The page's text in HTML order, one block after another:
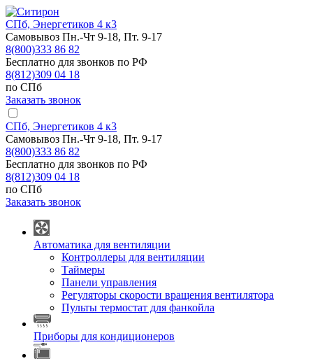
СПб, Энергетиков 4 к3
Самовывоз Пн.-Чт 9-18, Пт. 9-17
8(800)333 86 82
Бесплатно для звонков по РФ
8(812)309 04 18
по СПб
Заказать звонок
СПб, Энергетиков 4 к3
Самовывоз Пн.-Чт 9-18, Пт. 9-17
8(800)333 86 82
Бесплатно для звонков по РФ
8(812)309 04 18
по СПб
Заказать звонок
Автоматика для вентиляции
Контроллеры для вентиляции
Таймеры
Панели управления
Регуляторы скорости вращения вентилятора
Пульты термостат для фанкойла
Приборы для кондиционеров